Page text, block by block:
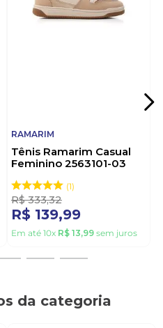
de calçados
fundado em 1962 no
por unir moda,
RAMARIM
Tênis Ramarim Casual
Feminino 2563101-03
1
R$ 333,32
R$ 139,99
Em até 10x R$ 13,99 sem juros
da categoria